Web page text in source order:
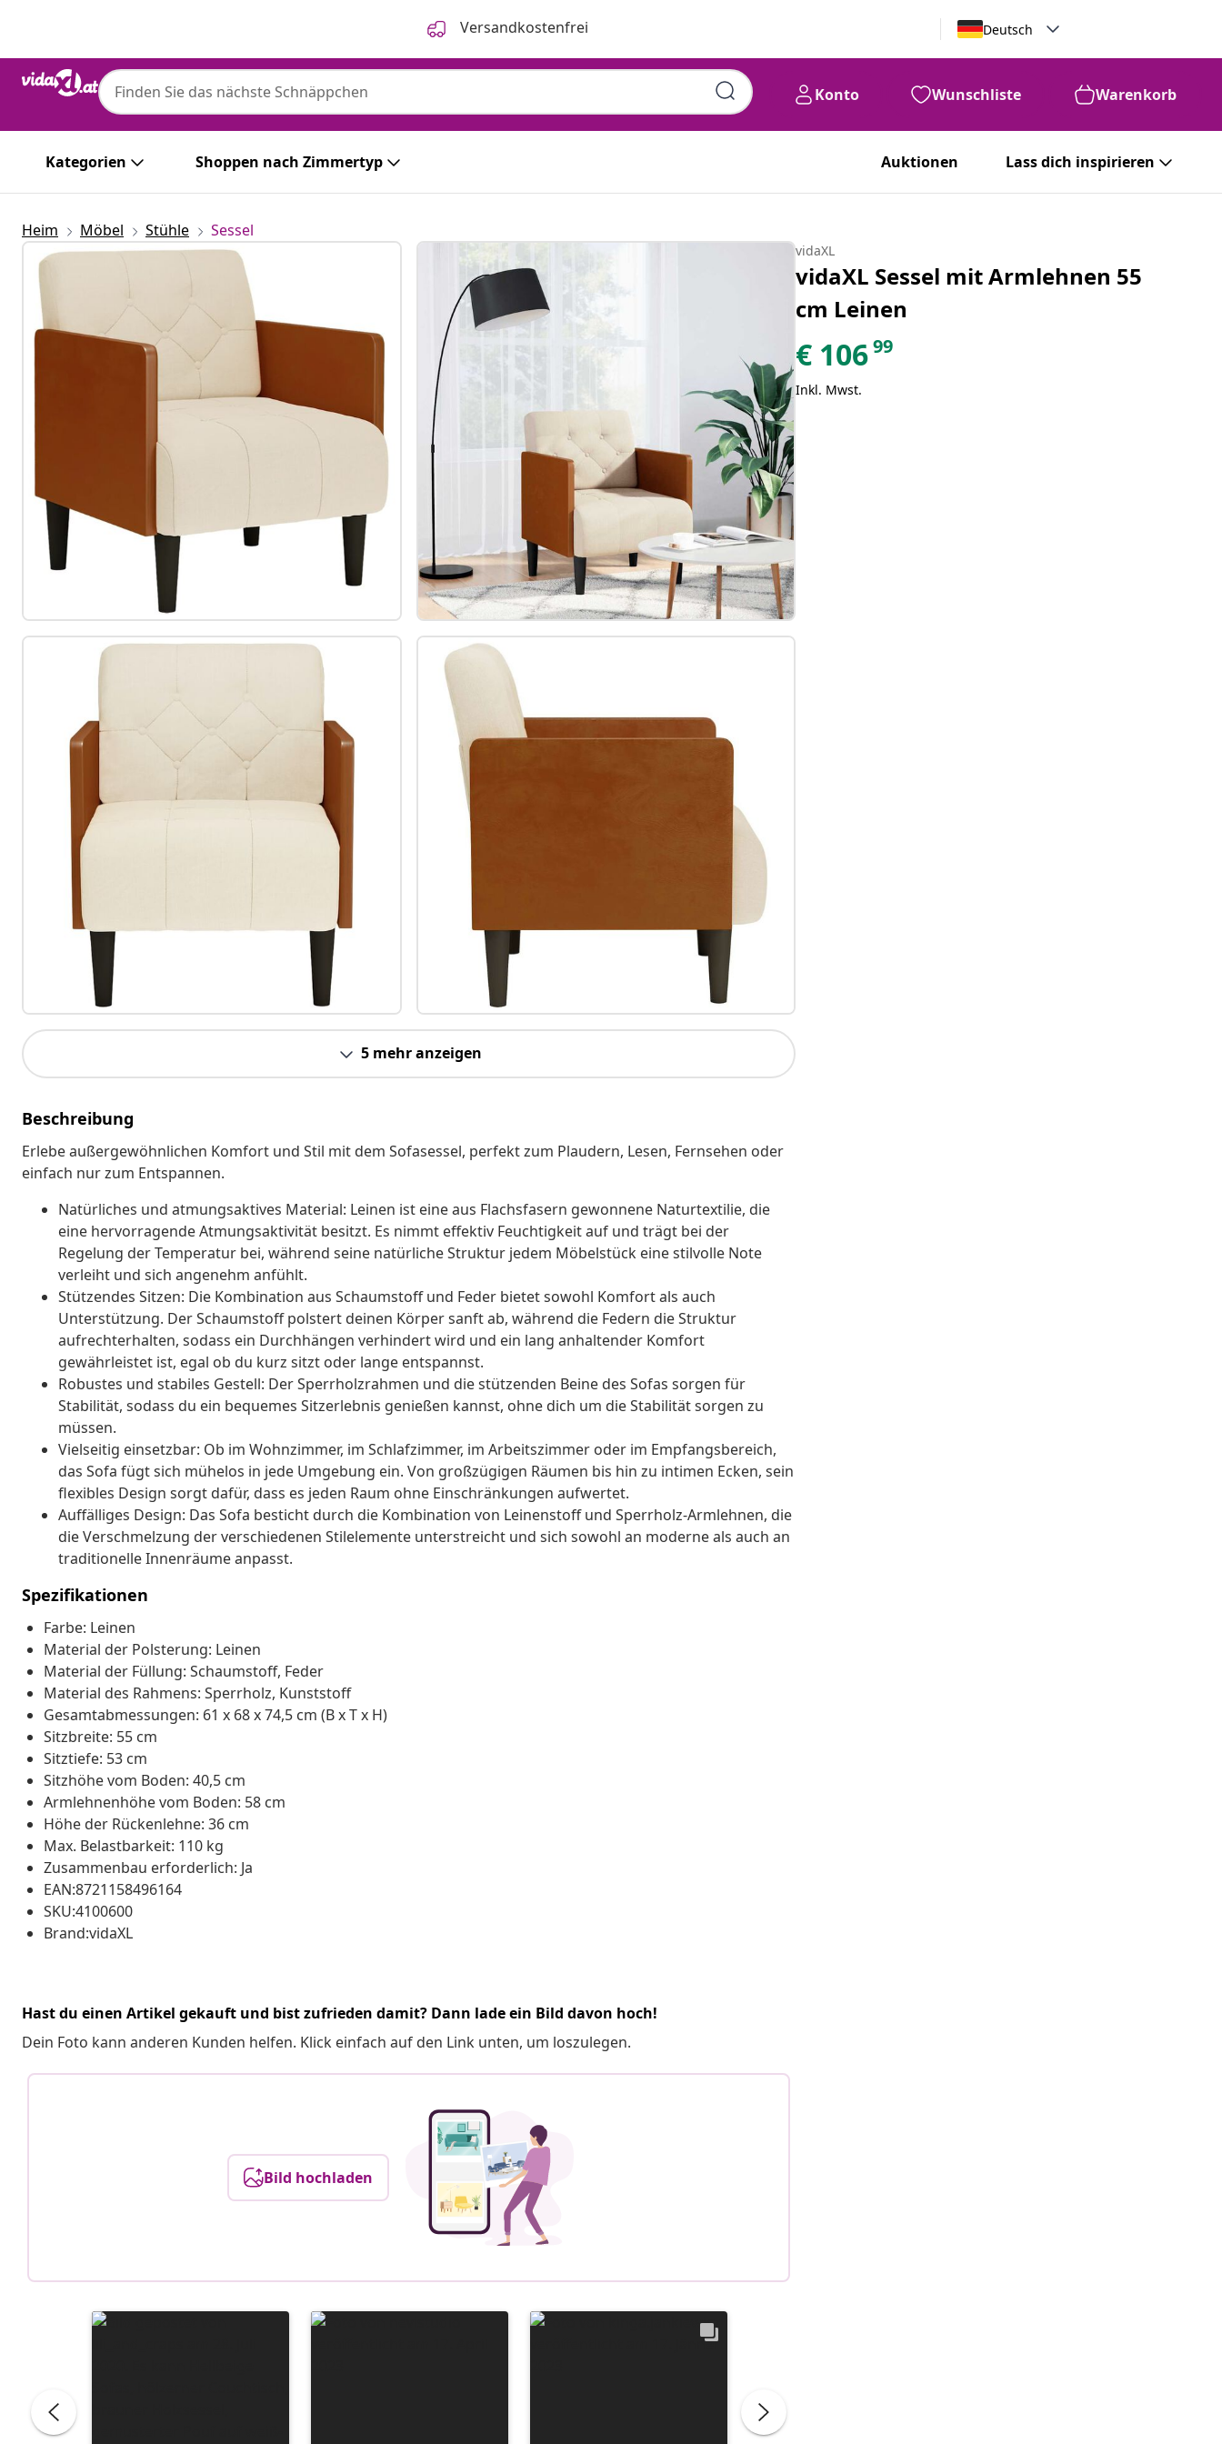
Versandkostenfrei Deutsch
Konto Wunschliste Warenkorb
Kategorien Shoppen nach Zimmertyp Auktionen Lass dich inspirieren
Heim Möbel Stühle Sessel
5 mehr anzeigen
Beschreibung
Erlebe außergewöhnlichen Komfort und Stil mit dem Sofasessel, perfekt zum Plaudern, Lesen, Fernsehen oder
einfach nur zum Entspannen.
Natürliches und atmungsaktives Material: Leinen ist eine aus Flachsfasern gewonnene Naturtextilie, die
eine hervorragende Atmungsaktivität besitzt. Es nimmt effektiv Feuchtigkeit auf und trägt bei der
Regelung der Temperatur bei, während seine natürliche Struktur jedem Möbelstück eine stilvolle Note
verleiht und sich angenehm anfühlt.
Stützendes Sitzen: Die Kombination aus Schaumstoff und Feder bietet sowohl Komfort als auch
Unterstützung. Der Schaumstoff polstert deinen Körper sanft ab, während die Federn die Struktur
aufrechterhalten, sodass ein Durchhängen verhindert wird und ein lang anhaltender Komfort
gewährleistet ist, egal ob du kurz sitzt oder lange entspannst.
Robustes und stabiles Gestell: Der Sperrholzrahmen und die stützenden Beine des Sofas sorgen für
Stabilität, sodass du ein bequemes Sitzerlebnis genießen kannst, ohne dich um die Stabilität sorgen zu
müssen.
Vielseitig einsetzbar: Ob im Wohnzimmer, im Schlafzimmer, im Arbeitszimmer oder im Empfangsbereich,
das Sofa fügt sich mühelos in jede Umgebung ein. Von großzügigen Räumen bis hin zu intimen Ecken, sein
flexibles Design sorgt dafür, dass es jeden Raum ohne Einschränkungen aufwertet.
Auffälliges Design: Das Sofa besticht durch die Kombination von Leinenstoff und Sperrholz-Armlehnen, die
die Verschmelzung der verschiedenen Stilelemente unterstreicht und sich sowohl an moderne als auch an
traditionelle Innenräume anpasst.
Spezifikationen
Farbe: Leinen
Material der Polsterung: Leinen
Material der Füllung: Schaumstoff, Feder
Material des Rahmens: Sperrholz, Kunststoff
Gesamtabmessungen: 61 x 68 x 74,5 cm (B x T x H)
Sitzbreite: 55 cm
Sitztiefe: 53 cm
Sitzhöhe vom Boden: 40,5 cm
Armlehnenhöhe vom Boden: 58 cm
Höhe der Rückenlehne: 36 cm
Max. Belastbarkeit: 110 kg
Zusammenbau erforderlich: Ja
EAN:8721158496164
SKU:4100600
Brand:vidaXL
Hast du einen Artikel gekauft und bist zufrieden damit? Dann lade ein Bild davon hoch!
Dein Foto kann anderen Kunden helfen. Klick einfach auf den Link unten, um loszulegen.
Bild hochladen
vidaXL
vidaXL Sessel mit Armlehnen 55
cm Leinen
€ 10699
Inkl. Mwst.